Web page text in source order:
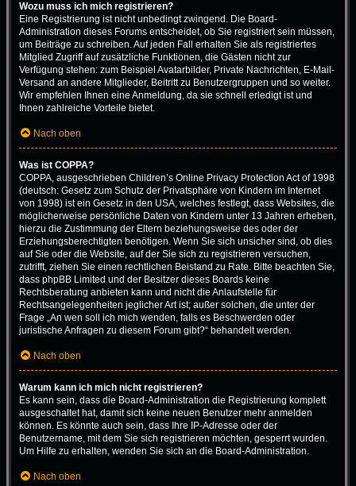
Wozu muss ich mich registrieren?
Eine Registrierung ist nicht unbedingt zwingend. Die Board-
Administration dieses Forums entscheidet, ob Sie registriert sein müssen,
um Beiträge zu schreiben. Auf jeden Fall erhalten Sie als registriertes
Mitglied Zugriff auf zusätzliche Funktionen, die Gästen nicht zur
Verfügung stehen: zum Beispiel Avatarbilder, Private Nachrichten, E-Mail-
Versand an andere Mitglieder, Beitritt zu Benutzergruppen und so weiter.
Wir empfehlen Ihnen eine Anmeldung, da sie schnell erledigt ist und
Ihnen zahlreiche Vorteile bietet.
Nach oben
Was ist COPPA?
COPPA, ausgeschrieben Children’s Online Privacy Protection Act of 1998
(deutsch: Gesetz zum Schutz der Privatsphäre von Kindern im Internet
von 1998) ist ein Gesetz in den USA, welches festlegt, dass Websites, die
möglicherweise persönliche Daten von Kindern unter 13 Jahren erheben,
hierzu die Zustimmung der Eltern beziehungsweise des oder der
Erziehungsberechtigten benötigen. Wenn Sie sich unsicher sind, ob dies
auf Sie oder die Website, auf der Sie sich zu registrieren versuchen,
zutrifft, ziehen Sie einen rechtlichen Beistand zu Rate. Bitte beachten Sie,
dass phpBB Limited und der Besitzer dieses Boards keine
Rechtsberatung anbieten kann und nicht die Anlaufstelle für
Rechtsangelegenheiten jeglicher Art ist; außer solchen, die unter der
Frage „An wen soll ich mich wenden, falls es Beschwerden oder
juristische Anfragen zu diesem Forum gibt?“ behandelt werden.
Nach oben
Warum kann ich mich nicht registrieren?
Es kann sein, dass die Board-Administration die Registrierung komplett
ausgeschaltet hat, damit sich keine neuen Benutzer mehr anmelden
können. Es könnte auch sein, dass Ihre IP-Adresse oder der
Benutzername, mit dem Sie sich registrieren möchten, gesperrt wurden.
Um Hilfe zu erhalten, wenden Sie sich an die Board-Administration.
Nach oben